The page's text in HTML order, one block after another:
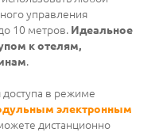
управления
10 метров. Идеальное
к отелям,
.
в режиме
электронным
дистанционно